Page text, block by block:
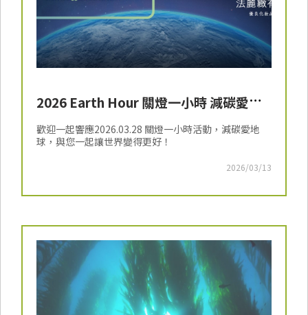
2026 Earth Hour 關燈一小時 減碳愛地
歡迎一起響應2026.03.28 關燈一小時活動，減碳愛地
球，與您一起讓世界變得更好！
2026/03/13